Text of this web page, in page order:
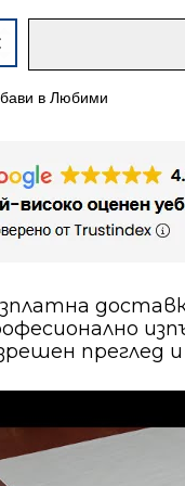
в Любими
преглед